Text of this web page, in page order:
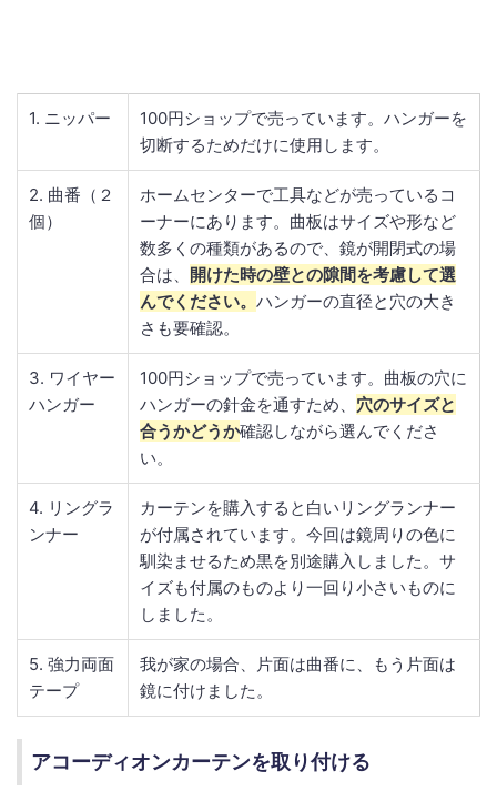
1. ニッパー
100円ショップで売っています。ハンガーを
切断するためだけに使用します。
2. 曲番（２
個）
ホームセンターで工具などが売っているコ
ーナーにあります。曲板はサイズや形など
数多くの種類があるので、鏡が開閉式の場
合は、 開けた時の壁との隙間を考慮して選
んでください。 ハンガーの直径と穴の大き
さも要確認。
3. ワイヤー
ハンガー
100円ショップで売っています。曲板の穴に
ハンガーの針金を通すため、 穴のサイズと
合うかどうか確認しながら選んでくださ
い。
4. リングラ
ンナー
カーテンを購入すると白いリングランナー
が付属されています。今回は鏡周りの色に
馴染ませるため黒を別途購入しました。サ
イズも付属のものより一回り小さいものに
しました。
5. 強力両面
テープ
我が家の場合、片面は曲番に、もう片面は
鏡に付けました。
アコーディオンカーテンを取り付ける